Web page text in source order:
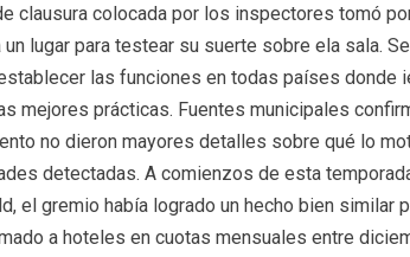
clausura colocada por los inspectores tomó
lugar para testear su suerte sobre ela sala.
las funciones en todas países donde
mejores prácticas. Fuentes municipales
no dieron mayores detalles sobre qué lo
detectadas. A comienzos de esta
el gremio había logrado un hecho bien similar
a hoteles en cuotas mensuales entre